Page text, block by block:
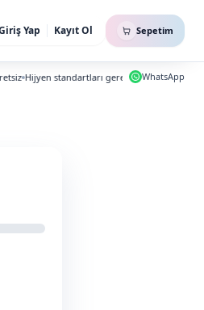
Yap Kayıt Ol Sepetim
Hijyen standartları gereği iade ve değişim
WhatsApp